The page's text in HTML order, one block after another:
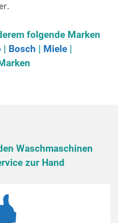
folgende Marken
| Bosch | Miele |
Waschmaschinen
zur Hand